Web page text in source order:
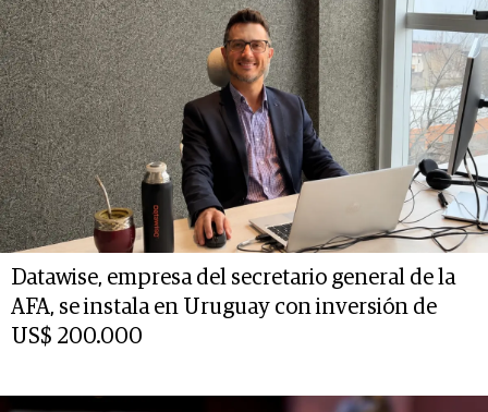
Datawise, empresa del secretario general de la
AFA, se instala en Uruguay con inversión de
US$ 200.000